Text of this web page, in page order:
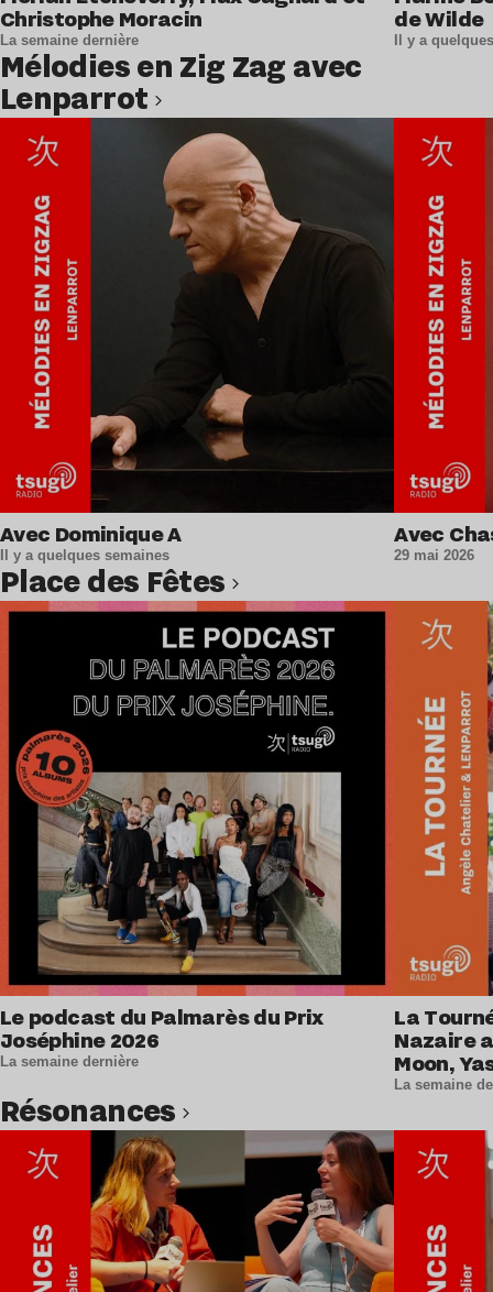
Christophe Moracin
La semaine dernière
de Wilde
Il y a
Mélodies en Zig Zag avec
Lenparrot
Avec Dominique A
Il y a quelques semaines
Avec
29 mai 2026
Lire l’article
Place des Fêtes
Le podcast du Palmarès du Prix
Joséphine 2026
La semaine dernière
La
Nazaire
Moon,
et La
La semaine
Lire l’article
Résonances
Lire l’article